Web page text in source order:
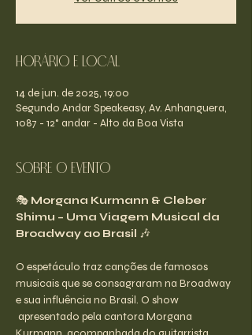
Horário e Local
14 de jun. de 2025, 19:00
Segundo Andar Speakeasy, Av. Anhanguera,
1087 - 12° andar - Alto da Boa Vista
Sobre o evento
🎭 Morgana Kurmann & Cleber
Shimu – Uma Viagem Musical da
Broadway ao Brasil 🎶
O espetáculo traz canções de famosos
musicais que se consagraram na Broadway
e sua influência no Brasil. O show
apresentado pela cantora Morgana